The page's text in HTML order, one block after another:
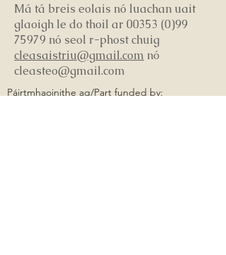
Má tá breis eolais nó luachan uait
glaoigh le do thoil ar 00353 (0)99
75979 nó seol r-phost chuig
cleasaistriu@gmail.com nó
cleasteo@gmail.com
Páirtmhaoinithe ag/Part funded by: